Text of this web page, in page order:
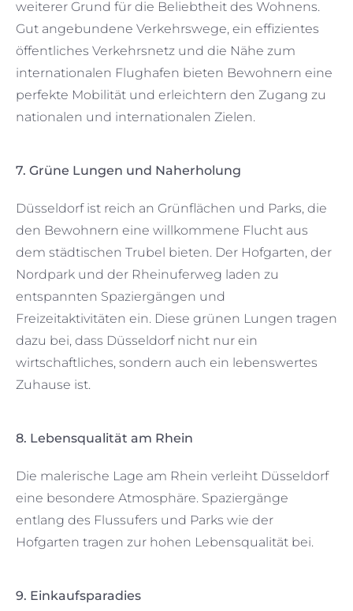
weiterer Grund für die Beliebtheit des Wohnens.
Gut angebundene Verkehrswege, ein effizientes
öffentliches Verkehrsnetz und die Nähe zum
internationalen Flughafen bieten Bewohnern eine
perfekte Mobilität und erleichtern den Zugang zu
nationalen und internationalen Zielen.
7. Grüne Lungen und Naherholung
Düsseldorf ist reich an Grünflächen und Parks, die
den Bewohnern eine willkommene Flucht aus
dem städtischen Trubel bieten. Der Hofgarten, der
Nordpark und der Rheinuferweg laden zu
entspannten Spaziergängen und
Freizeitaktivitäten ein. Diese grünen Lungen tragen
dazu bei, dass Düsseldorf nicht nur ein
wirtschaftliches, sondern auch ein lebenswertes
Zuhause ist.
8. Lebensqualität am Rhein
Die malerische Lage am Rhein verleiht Düsseldorf
eine besondere Atmosphäre. Spaziergänge
entlang des Flussufers und Parks wie der
Hofgarten tragen zur hohen Lebensqualität bei.
9. Einkaufsparadies